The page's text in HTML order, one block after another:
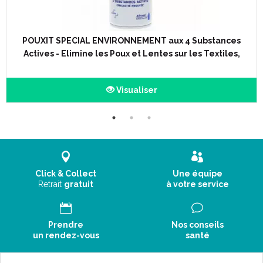
POUXIT SPECIAL ENVIRONNEMENT aux 4 Substances
Actives - Elimine les Poux et Lentes sur les Textiles,
Visualiser
Click & Collect
Retrait gratuit
Une équipe
à votre service
Prendre
un rendez-vous
Nos conseils
santé